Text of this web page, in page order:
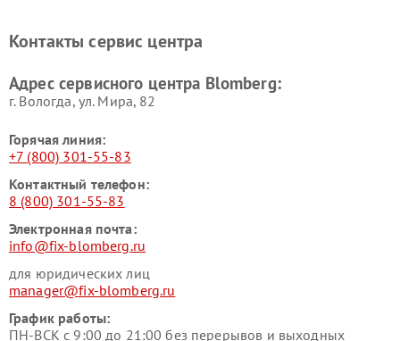
Контакты сервис центра
Адрес сервисного центра Blomberg:
г. Вологда, ул. Мира, 82
Горячая линия:
+7 (800) 301-55-83
Контактный телефон:
8 (800) 301-55-83
Электронная почта:
info@fix-blomberg.ru
для юридических лиц
manager@fix-blomberg.ru
График работы:
ПН-ВСК с 9:00 до 21:00 без перерывов и выходных